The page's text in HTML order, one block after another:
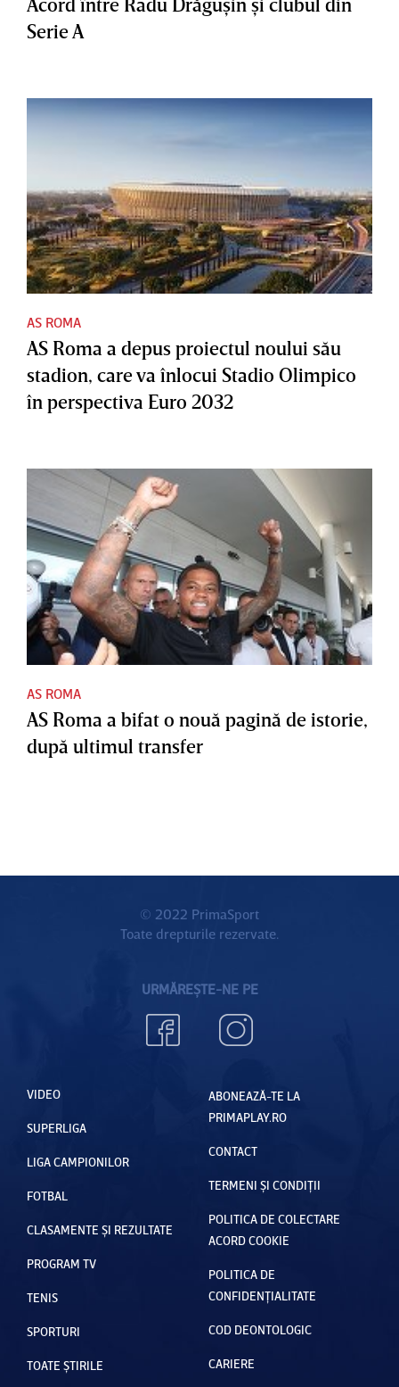
Serie A
AS ROMA
AS Roma a depus proiectul noului său
stadion, care va înlocui Stadio Olimpico
în perspectiva Euro 2032
AS ROMA
AS Roma a bifat o nouă pagină de istorie,
după ultimul transfer
© 2022 PrimaSport
Toate drepturile rezervate.
URMĂREȘTE-NE PE
VIDEO
SUPERLIGA
LIGA CAMPIONILOR
FOTBAL
CLASAMENTE ȘI REZULTATE
PROGRAM TV
TENIS
SPORTURI
TOATE ȘTIRILE
ABONEAZĂ-TE LA
PRIMAPLAY.RO
CONTACT
TERMENI ȘI CONDIȚII
POLITICA DE COLECTARE
ACORD COOKIE
POLITICA DE
CONFIDENȚIALITATE
COD DEONTOLOGIC
CARIERE